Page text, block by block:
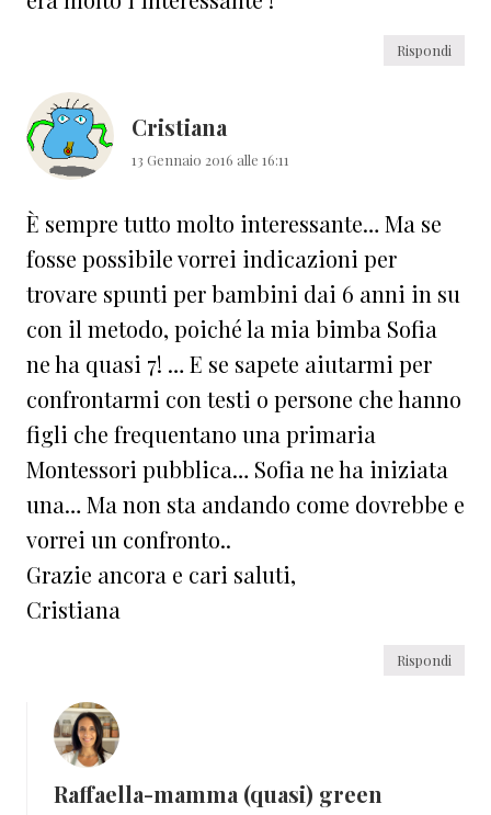
Rispondi
Cristiana
13 Gennaio 2016 alle 16:11
È sempre tutto molto interessante… Ma se
fosse possibile vorrei indicazioni per
trovare spunti per bambini dai 6 anni in su
con il metodo, poiché la mia bimba Sofia
ne ha quasi 7! … E se sapete aiutarmi per
confrontarmi con testi o persone che hanno
figli che frequentano una primaria
Montessori pubblica… Sofia ne ha iniziata
una… Ma non sta andando come dovrebbe e
vorrei un confronto..
Grazie ancora e cari saluti,
Cristiana
Rispondi
Raffaella-mamma (quasi) green